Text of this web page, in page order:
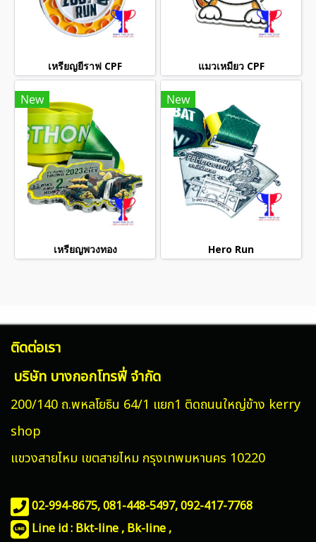
เหรียญยีราฟ CPF แมวเหมียว CPF
New
เหรียญพวงทอง
New
Hero Run
ติดต่อเรา
บริษัท บางกอกโทรฟี่ จำกัด
200/140 ถ.พหลโยธิน 64/1 แยก1 ติดถนนใหญ่ข้าง kerry
shop
แขวงสายไหม เขตสายไหม กรุงเทพมหานคร 10220
02-994-8675, 081-448-5497,092-417-7768
Line id : Bkt-line , Bk-line ,